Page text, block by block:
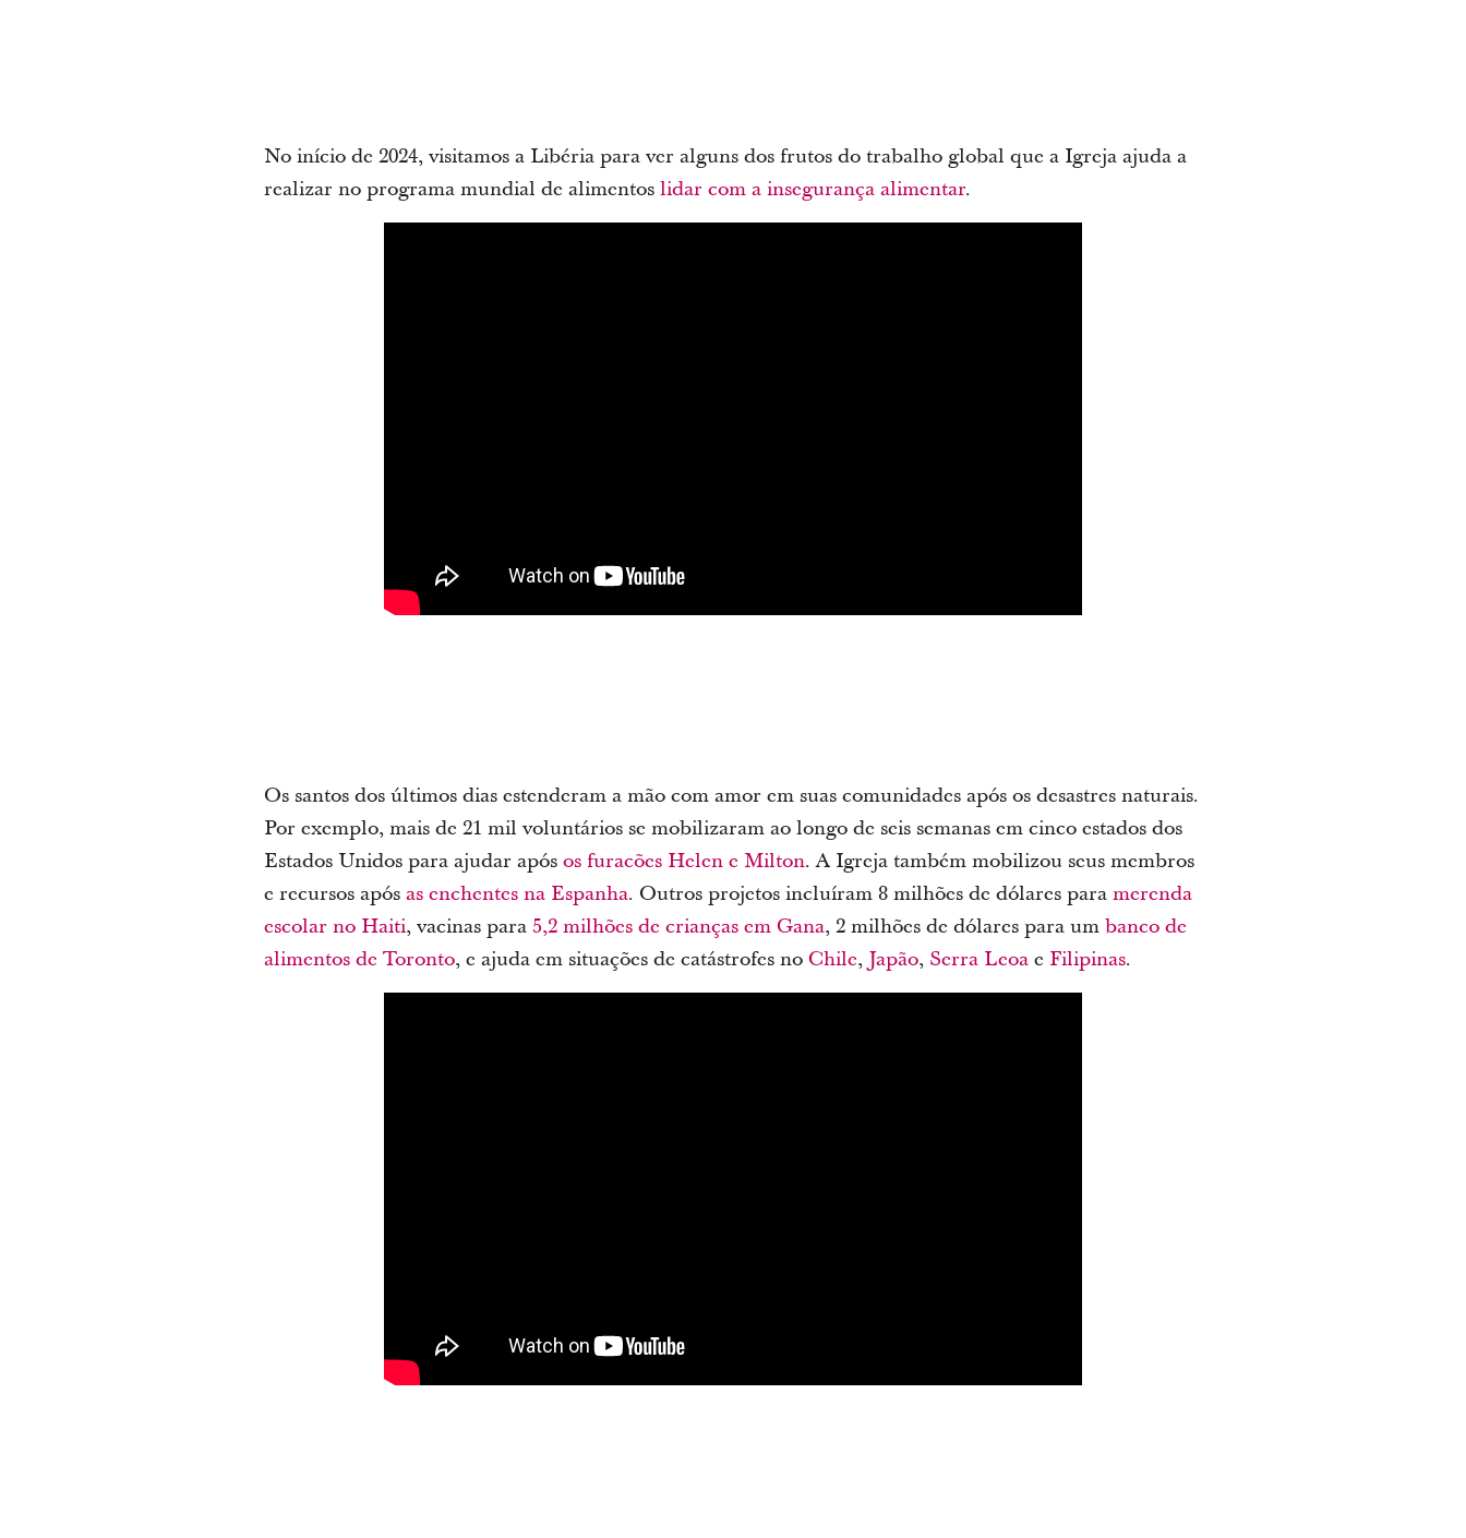
No início de 2024, visitamos a Libéria para ver alguns dos frutos do trabalho global que a Igreja ajuda a
realizar no programa mundial de alimentos lidar com a insegurança alimentar.
Os santos dos últimos dias estenderam a mão com amor em suas comunidades após os desastres naturais.
Por exemplo, mais de 21 mil voluntários se mobilizaram ao longo de seis semanas em cinco estados dos
Estados Unidos para ajudar após os furacões Helen e Milton. A Igreja também mobilizou seus membros
e recursos após as enchentes na Espanha. Outros projetos incluíram 8 milhões de dólares para merenda
escolar no Haiti, vacinas para 5,2 milhões de crianças em Gana, 2 milhões de dólares para um banco de
alimentos de Toronto, e ajuda em situações de catástrofes no Chile, Japão, Serra Leoae Filipinas.